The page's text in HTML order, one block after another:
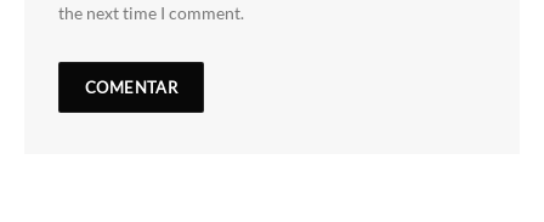
the next time I comment.